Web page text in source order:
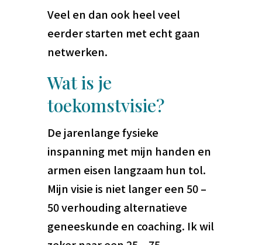
Veel en dan ook heel veel
eerder starten met echt gaan
netwerken.
Wat is je
toekomstvisie?
De jarenlange fysieke
inspanning met mijn handen en
armen eisen langzaam hun tol.
Mijn visie is niet langer een 50 –
50 verhouding alternatieve
geneeskunde en coaching. Ik wil